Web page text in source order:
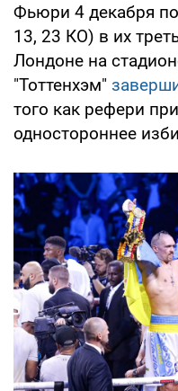
Фьюри 4 декабря
13, 23 КО) в их
Лондоне на
"Тоттенхэм"
того как рефери
одностороннее